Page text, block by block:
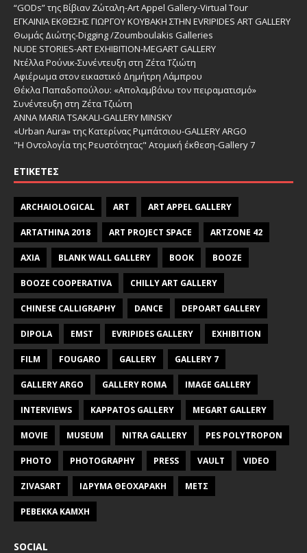
“GODs” της Βίβιαν Ζώταλη-Art Appel Gallery-Virtual Tour
ΕΓΚΑΙΝΙΑ ΕΚΘΕΣΗΣ ΓΙΩΡΓΟΥ ΚΟΥΒΑΚΗ ΣΤΗΝ EVRIPIDES ART GALLERY
Θωμάς Διώτης-Digging /Zoumboulakis Galleries
NUDE STORIES-ΑRT EXHIBITION-MEGART GALLERY
Ντέλλα Ρούνικ-Συνέντευξη στη Ζέτα Τζιώτη
Αφιέρωμα στον εικαστικό Δημήτρη Λάμπρου
Θέκλα Παπαδοπούλου: «Απολαμβάνω τον πειραματισμό»
Συνέντευξη στη Ζέτα Τζιώτη
ANNA MARIA TSAKALI-GALLERY MINSKY
«Urban Aura» της Κατερίνας Ριμπάτσιου-GALLERY ARGO
"Η Οντολογία της Ρευστότητας" Ατομική έκθεση-Gallery 7
ΕΤΙΚΈΤΕΣ
ARCHAIOLOGICAL ART ART APPEL GALLERY
ARTATHINA 2018 ART PROJECT SPACE ARTZONE 42
AXIA BLANK WALL GALLERY BOOK BOOZE
BOOZE COOPERATIVA CHILLY ART GALLERY
CHINESE CALLIGRAPHY DANCE DEPOART GALLERY
DIPOLA EMST EVRIPIDES GALLERY EXHIBITION
FILM FOUGARO GALLERY GALLERY 7
GALLERY ARGO GALLERY ROMA IMAGE GALLERY
INTERVIEWS KAPPATOS GALLERY MEGART GALLERY
MOVIE MUSEUM NITRA GALLERY PES POLYTROPON
PHOTO PHOTOGRAPHY PRESS VAULT VIDEO
ZIVASART ΙΔΡΥΜΑ ΘΕΟΧΑΡΑΚΗ ΜΕΤΣ
ΡΕΒΕΚΚΑ ΚΑΜΧΗ
SOCIAL